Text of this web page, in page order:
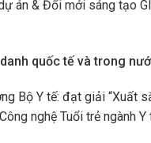
án & Đổi mới sáng tạo
quốc tế và trong
Bộ Y tế: đạt giải “Xuất
nghệ Tuổi trẻ ngành